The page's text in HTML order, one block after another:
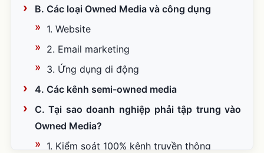
B. Các loại Owned Media và công dụng
1. Website
2. Email marketing
3. Ứng dụng di động
4. Các kênh semi-owned media
C. Tại sao doanh nghiệp phải tập trung vào
Owned Media?
1. Kiểm soát 100% kênh truyền thông